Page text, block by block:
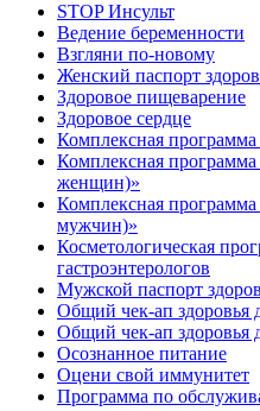
STOP Инсульт
Ведение беременности
Взгляни по-новому
Женский паспорт
Здоровое пищеварение
Здоровое сердце
Комплексная
Комплексная
женщин)»
Комплексная
мужчин)»
Косметологическая
гастроэнтерологов
Мужской паспорт
Общий чек-ап здоровья
Общий чек-ап здоровья
Осознанное питание
Оцени свой иммунитет
Программа по